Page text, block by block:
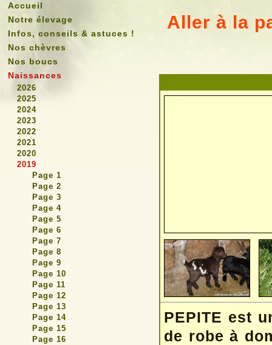
Accueil
Notre élevage
Infos, conseils & astuces !
Nos chèvres
Nos boucs
Naissances
2026
2025
2024
2023
2022
2021
2020
2019
Page 1
Page 2
Page 3
Page 4
Page 5
Page 6
Page 7
Page 8
Page 9
Page 10
Page 11
Page 12
Page 13
Page 14
Page 15
Page 16
Aller à la
PEPITE est
de robe à